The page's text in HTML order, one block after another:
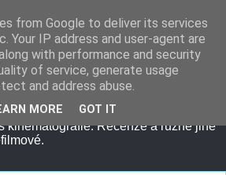
kinematografie. Recenze a různé jiné
from Google to deliver its services
Your IP address and user-agent are
with performance and security
of service, generate usage
and address abuse.
MORE GOT IT